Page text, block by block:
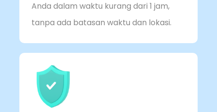
Anda dalam waktu kurang dari 1 jam,
tanpa ada batasan waktu dan lokasi.